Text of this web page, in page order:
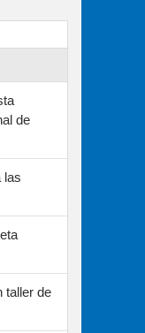
de
las
taller de